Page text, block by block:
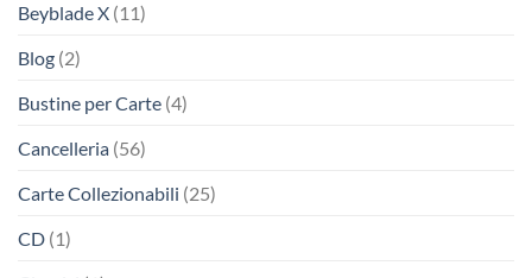
Beyblade X (11)
Blog (2)
Bustine per Carte (4)
Cancelleria (56)
Carte Collezionabili (25)
CD (1)